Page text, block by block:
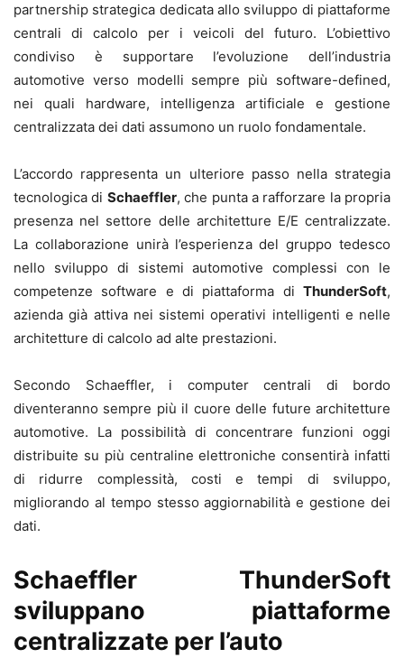
partnership strategica dedicata allo sviluppo di piattaforme
centrali di calcolo per i veicoli del futuro. L’obiettivo
condiviso è supportare l’evoluzione dell’industria
automotive verso modelli sempre più software-defined,
nei quali hardware, intelligenza artificiale e gestione
centralizzata dei dati assumono un ruolo fondamentale.
L’accordo rappresenta un ulteriore passo nella strategia
tecnologica di Schaeffler, che punta a rafforzare la propria
presenza nel settore delle architetture E/E centralizzate.
La collaborazione unirà l’esperienza del gruppo tedesco
nello sviluppo di sistemi automotive complessi con le
competenze software e di piattaforma di ThunderSoft,
azienda già attiva nei sistemi operativi intelligenti e nelle
architetture di calcolo ad alte prestazioni.
Secondo Schaeffler, i computer centrali di bordo
diventeranno sempre più il cuore delle future architetture
automotive. La possibilità di concentrare funzioni oggi
distribuite su più centraline elettroniche consentirà infatti
di ridurre complessità, costi e tempi di sviluppo,
migliorando al tempo stesso aggiornabilità e gestione dei
dati.
Schaeffler ThunderSoft
sviluppano piattaforme
centralizzate per l’auto